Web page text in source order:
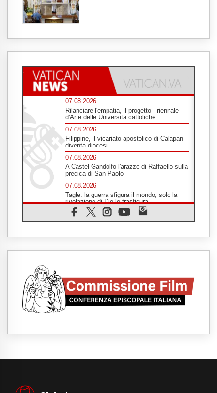
07.08.2026
Rilanciare l'empatia, il progetto Triennale
d'Arte delle Università cattoliche
07.08.2026
Filippine, il vicariato apostolico di Calapan
diventa diocesi
07.08.2026
A Castel Gandolfo l'arazzo di Raffaello sulla
predica di San Paolo
07.08.2026
Tagle: la guerra sfigura il mondo, solo la
rivelazione di Dio lo trasfigura
07.08.2026
Il Papa in Francia, quattro giorni intensi tra
SIGNIS 2026, dare voce alle religiose
Honduras, gli sfollati invisibili di una crisi
dimenticata
07.08.2026
Italia, Antigone: carceri al limite della
Parolin conclude il viaggio in Messico: "La